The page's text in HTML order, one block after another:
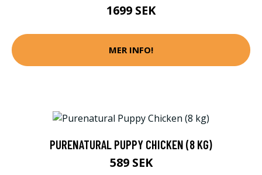
1699 SEK
MER INFO!
PURENATURAL PUPPY CHICKEN (8 KG)
589 SEK